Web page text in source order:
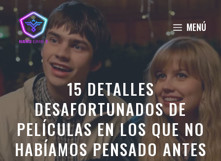
Saltar
contenido
MENÚ
15 DETALLES
DESAFORTUNADOS DE
PELÍCULAS EN LOS QUE NO
HABÍAMOS PENSADO ANTES